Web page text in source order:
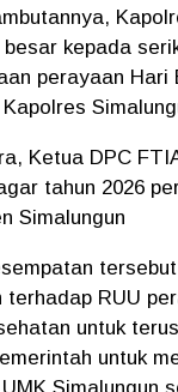
kepada
perayaan
Ketua DPC
tahun 2026
Simalungun
terhadap RUU
untuk
untuk